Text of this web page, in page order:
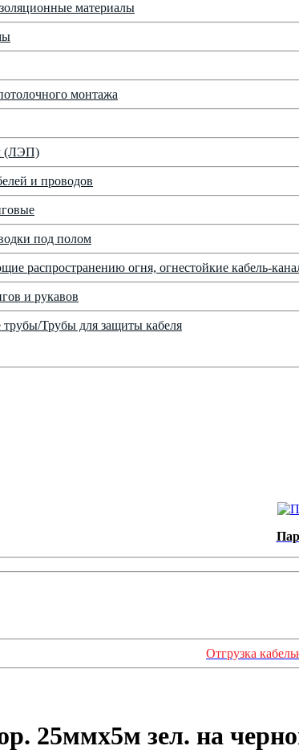
материалы
монтажа
(ЛЭП)
и проводов
под полом
распространению огня, огнестойкие кабель-
и рукавов
Трубы для защиты кабеля
Отгрузка
25ммх5м зел. на